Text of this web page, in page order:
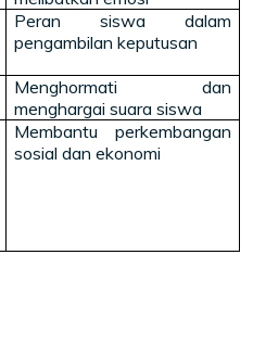
Peran siswa dalam
pengambilan keputusan
Menghormati dan
menghargai suara siswa
Membantu perkembangan
sosial dan ekonomi